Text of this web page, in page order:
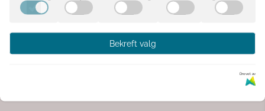
Kommentarer
Bekreft valg
Drevet av